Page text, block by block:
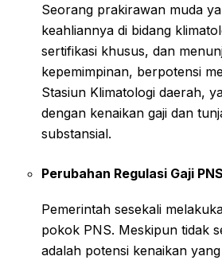
Seorang prakirawan muda
keahliannya di bidang
sertifikasi khusus, dan
kepemimpinan, berpotensi
Stasiun Klimatologi daerah,
dengan kenaikan gaji dan
substansial.
Perubahan Regulasi Gaji
Pemerintah sesekali
pokok PNS. Meskipun tidak
adalah potensi kenaikan